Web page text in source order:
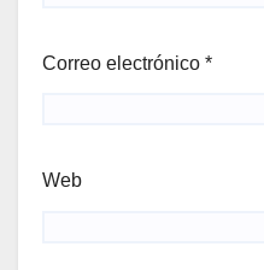
Correo electrónico *
Web